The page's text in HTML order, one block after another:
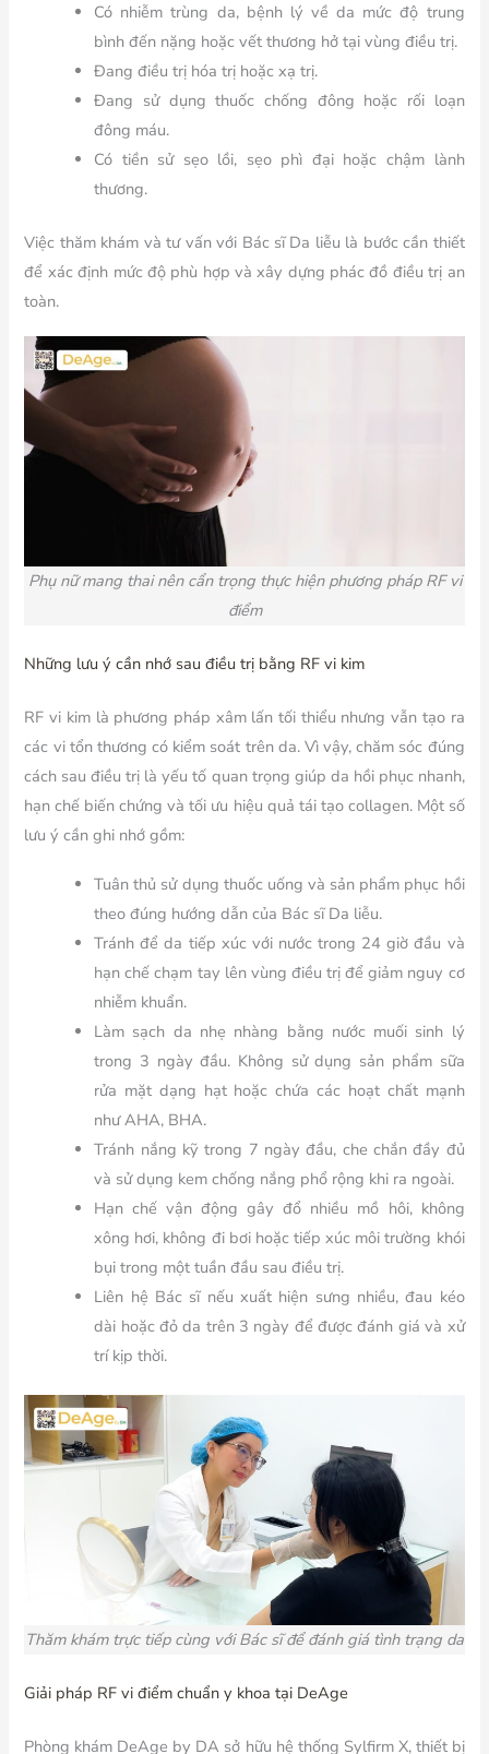
Có nhiễm trùng da, bệnh lý về da mức độ trung
bình đến nặng hoặc vết thương hở tại vùng điều trị.
Đang điều trị hóa trị hoặc xạ trị.
Đang sử dụng thuốc chống đông hoặc rối loạn
đông máu.
Có tiền sử sẹo lồi, sẹo phì đại hoặc chậm lành
thương.
Việc thăm khám và tư vấn với Bác sĩ Da liễu là bước cần thiết
để xác định mức độ phù hợp và xây dựng phác đồ điều trị an
toàn.
Phụ nữ mang thai nên cẩn trọng thực hiện phương pháp RF vi
điểm
Những lưu ý cần nhớ sau điều trị bằng RF vi kim
RF vi kim là phương pháp xâm lấn tối thiểu nhưng vẫn tạo ra
các vi tổn thương có kiểm soát trên da. Vì vậy, chăm sóc đúng
cách sau điều trị là yếu tố quan trọng giúp da hồi phục nhanh,
hạn chế biến chứng và tối ưu hiệu quả tái tạo collagen. Một số
lưu ý cần ghi nhớ gồm:
Tuân thủ sử dụng thuốc uống và sản phẩm phục hồi
theo đúng hướng dẫn của Bác sĩ Da liễu.
Tránh để da tiếp xúc với nước trong 24 giờ đầu và
hạn chế chạm tay lên vùng điều trị để giảm nguy cơ
nhiễm khuẩn.
Làm sạch da nhẹ nhàng bằng nước muối sinh lý
trong 3 ngày đầu. Không sử dụng sản phẩm sữa
rửa mặt dạng hạt hoặc chứa các hoạt chất mạnh
như AHA, BHA.
Tránh nắng kỹ trong 7 ngày đầu, che chắn đầy đủ
và sử dụng kem chống nắng phổ rộng khi ra ngoài.
Hạn chế vận động gây đổ nhiều mồ hôi, không
xông hơi, không đi bơi hoặc tiếp xúc môi trường khói
bụi trong một tuần đầu sau điều trị.
Liên hệ Bác sĩ nếu xuất hiện sưng nhiều, đau kéo
dài hoặc đỏ da trên 3 ngày để được đánh giá và xử
trí kịp thời.
Thăm khám trực tiếp cùng với Bác sĩ để đánh giá tình trạng da
Giải pháp RF vi điểm chuẩn y khoa tại DeAge
Phòng khám DeAge by DA sở hữu hệ thống Sylfirm X, thiết bị